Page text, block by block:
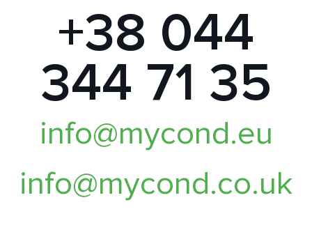
+38 044
344 71 35
info@mycond.eu
info@mycond.co.uk